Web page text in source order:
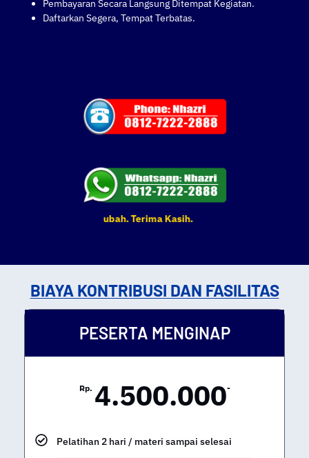
Pembayaran Secara Langsung Ditempat Kegiatan.
Daftarkan Segera, Tempat Terbatas.
dapat berubah. Terima Kasih.
BIAYA KONTRIBUSI DAN FASILITAS
PESERTA MENGINAP
Rp. 4.500.000-
Pelatihan 2 hari / materi sampai selesai